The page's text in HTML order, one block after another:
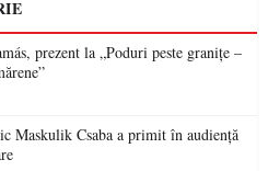
prezent la „Poduri peste granițe –
Maskulik Csaba a primit în audiență